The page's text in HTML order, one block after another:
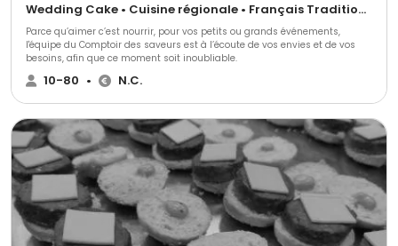
Wedding Cake • Cuisine régionale • Français Traditionnel
Parce qu’aimer c’est nourrir, pour vos petits ou grands événements,
l'équipe du Comptoir des saveurs est à l’écoute de vos envies et de vos
besoins, afin que ce moment soit inoubliable.
10-80 • N.C.